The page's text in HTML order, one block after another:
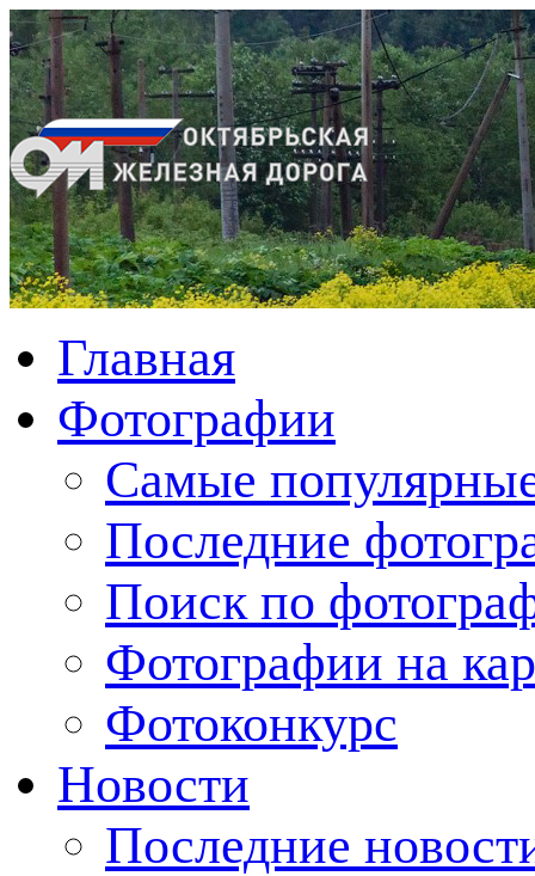
Главная
Фотографии
Cамые
Последние
Поиск по
Фотографии на
Фотоконкурс
Новости
Последние